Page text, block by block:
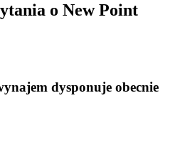
o New Point
dysponuje obecnie